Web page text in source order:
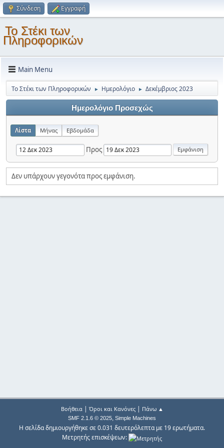
Σύνδεση Εγγραφή
Το Στέκι των
Πληροφορικών
Main Menu
Το Στέκι των Πληροφορικών ► Ημερολόγιο ► Δεκέμβριος 2023
Ημερολόγιο Προσεχώς
Λίστα Μήνας Εβδομάδα
Προς
Δεν υπάρχουν γεγονότα προς εμφάνιση.
Βοήθεια| Όροι και Κανόνες| Πάνω ▲
SMF 2.1.6 © 2025, Simple Machines
Η σελίδα δημιουργήθηκε σε 0.031 δευτερόλεπτα με 19 ερωτήματα.
Μετρητής επισκέψεων: